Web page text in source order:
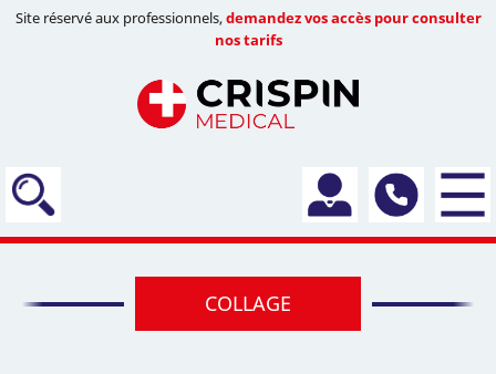
Site réservé aux professionnels,demandez vos accès pour consulter
nos tarifs
COLLAGE